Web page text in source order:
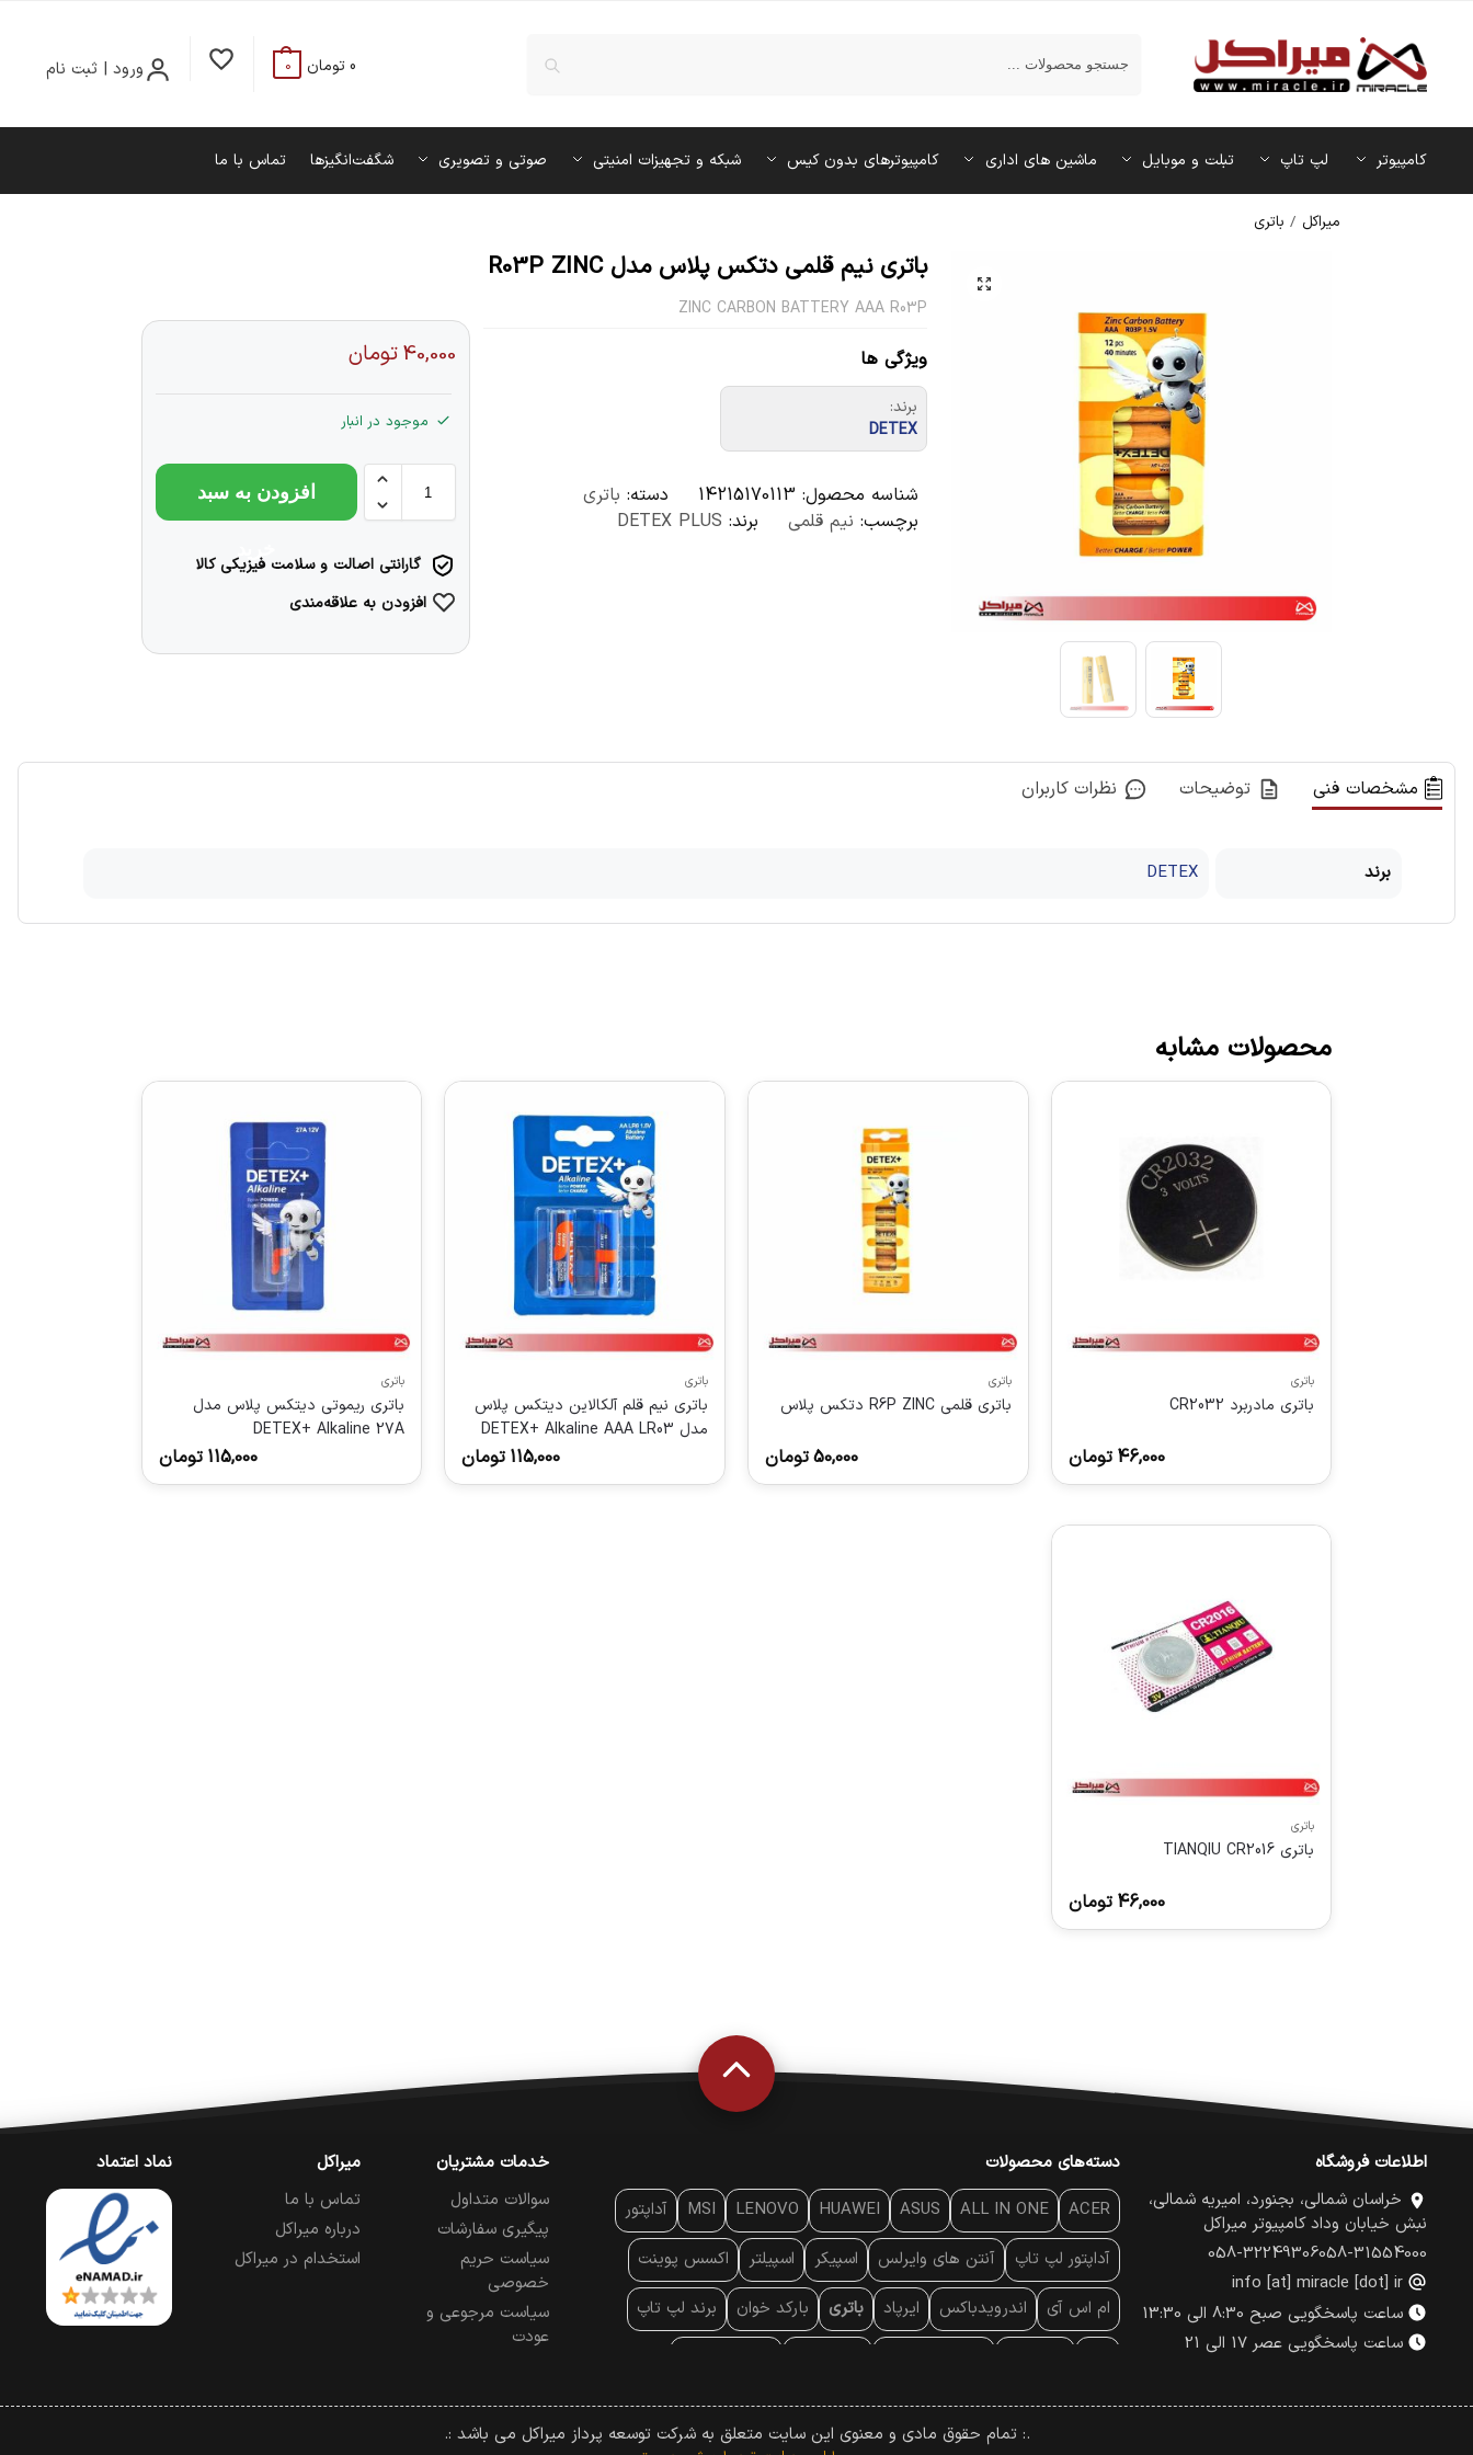
ورود | ثبت نام 0 تومان 0
کامپیوتر لپ تاپ تبلت و موبایل ماشین‌ های اداری کامپیوترهای بدون کیس شبکه و تجهیزات امنیتی صوتی و تصویری شگفت‌انگیزها تماس با ما
میراکل / باتری
باتری نیم قلمی دتکس پلاس مدل R03P ZINC
ZINC CARBON BATTERY AAA R03P
ویژگی ها
برند:
DETEX
شناسه محصول: 14215170113 دسته: باتری
برچسب: نیم قلمی برند: DETEX PLUS
40,000تومان
موجود در انبار
افزودن به سبد
گارانتی اصالت و سلامت فیزیکی کالا
افزودن به علاقه‌مندی
مشخصات فنی توضیحات نظرات کاربران
برند DETEX
محصولات مشابه
باتری
باتری مادربرد CR2032
46,000 تومان
باتری
باتری قلمی R6P ZINC دتکس پلاس
50,000تومان
باتری
باتری نیم قلم آلکالاین دیتکس پلاس
مدل DETEX+ Alkaline AAA LR03
115,000 تومان
باتری
باتری ریموتی دیتکس پلاس مدل
DETEX+ Alkaline 27A
115,000 تومان
باتری
باتری TIANQIU CR2016
46,000 تومان
اطلاعات فروشگاه
خراسان شمالی، بجنورد، امیریه شمالی،
نبش خیابان وداد کامپیوتر میراکل
058-31554000
058-32249306
info [at] miracle [dot] ir
ساعت پاسخگویی صبح 8:30 الی 13:30
ساعت پاسخگویی عصر 17 الی 21
دسته‌های محصولات
ACER
ALL IN ONE
ASUS
HUAWEI
LENOVO
MSI
آداپتور
آداپتور لپ تاپ
آنتن‌ های وایرلس اسپیکر اسپیلتر
اکسس پوینت
ام اس آی
اندرویدباکس ایرپاد باتری بارکد خوان
برند لپ تاپ
پچ کورد شبکه
پد موس پردازنده پرده نمایش
پرینتر حرارتی
خدمات مشتریان
سوالات متداول
پیگیری سفارشات
سیاست حریم
خصوصی
سیاست مرجوعی و
عودت
میراکل
تماس با ما
درباره میراکل
استخدام در میراکل
نماد اعتماد
.: تمام حقوق مادی و معنوی این سایت متعلق به شرکت توسعه پرداز میراکل می باشد :.